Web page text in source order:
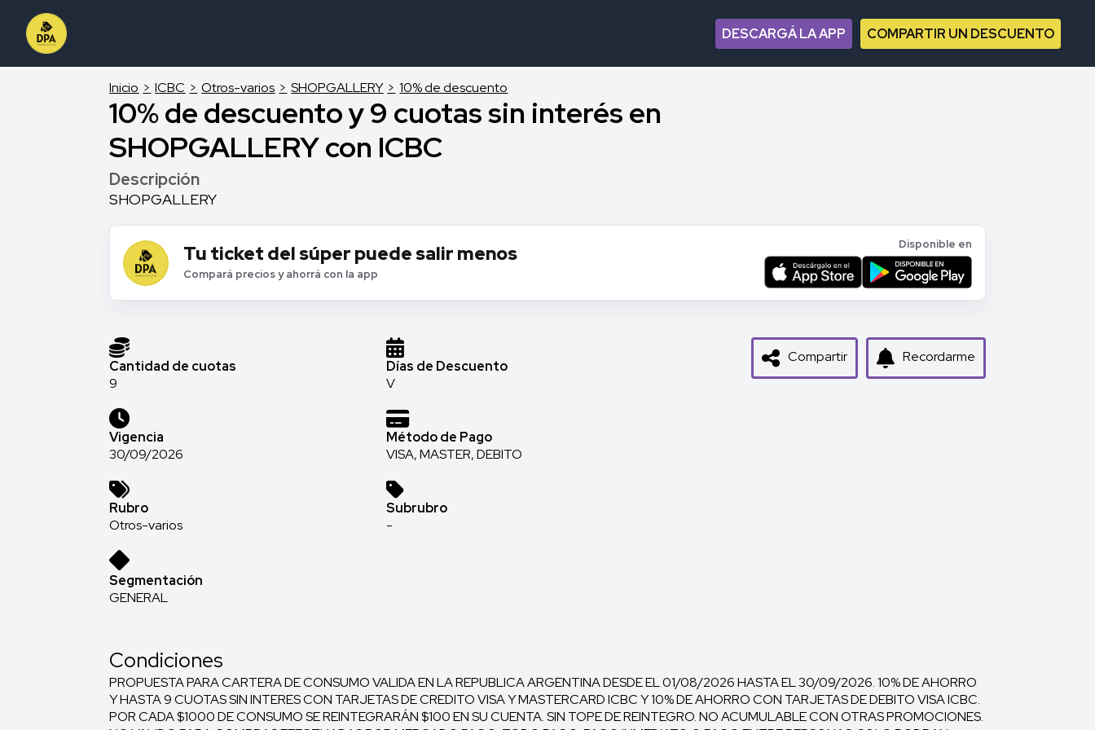
DESCARGÁ LA APP COMPARTIR UN DESCUENTO
Inicio ICBC Otros-varios SHOPGALLERY 10% de descuento
10% de descuento y 9 cuotas sin interés en
SHOPGALLERY con ICBC
Descripción
SHOPGALLERY
Tu ticket del súper puede salir menos
Compará precios y ahorrá con la app
Disponible en
Cantidad de cuotas
9
Días de Descuento
V
Vigencia
30/09/2026
Método de Pago
VISA, MASTER, DEBITO
Rubro
Otros-varios
Subrubro
-
Segmentación
GENERAL
Compartir Recordarme
Condiciones
PROPUESTA PARA CARTERA DE CONSUMO VALIDA EN LA REPUBLICA ARGENTINA DESDE EL 01/08/2026 HASTA EL 30/09/2026. 10% DE AHORRO
Y HASTA 9 CUOTAS SIN INTERES CON TARJETAS DE CREDITO VISA Y MASTERCARD ICBC Y 10% DE AHORRO CON TARJETAS DE DEBITO VISA ICBC.
POR CADA $1000 DE CONSUMO SE REINTEGRARÁN $100 EN SU CUENTA. SIN TOPE DE REINTEGRO. NO ACUMULABLE CON OTRAS PROMOCIONES.